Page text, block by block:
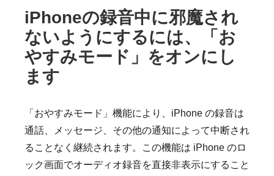
iPhoneの録音中に邪魔され
ないようにするには、「お
やすみモード」をオンにし
ます
「おやすみモード」機能により、iPhone の録音は
通話、メッセージ、その他の通知によって中断され
ることなく継続されます。この機能は iPhone のロ
ック画面でオーディオ録音を直接非表示にすること